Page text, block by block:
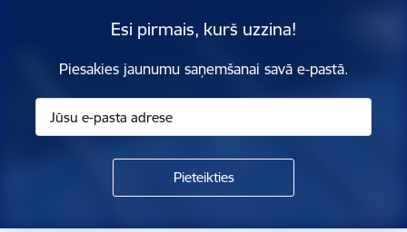
Esi pirmais, kurš uzzina!
Piesakies jaunumu saņemšanai savā e-pastā.